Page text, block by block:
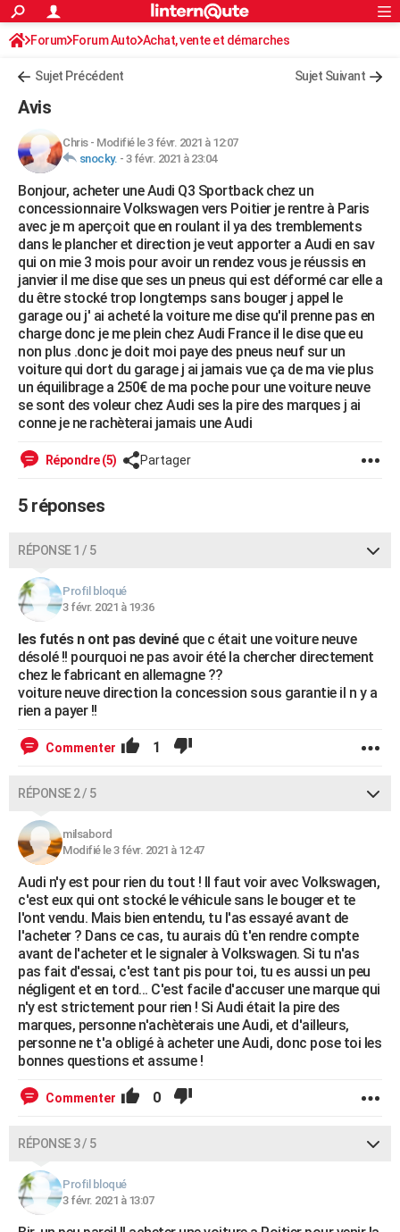
ACTUALITÉS
Politique
Société
Faits Divers
Education
Monde
Villes
+
Retraite
Impôts
Epargne
Immobilier
Risques naturels par ville
Banque
Assurance
Crédit
AUTO
Essais
Réserver un essai
Citadines
Berlines
SUV
Forum auto
+HIGH-TECH
Mobiles
Meilleur smartphone
Internet
Ordinateurs
Jeux vidéo
Guide high-tech
+BRICOLAGE
Forum
Aménagement intérieur
Extérieur
Cuisine
Salle de bains
Jardinage
Rangement
WEEK-END
Guides de France
Week-end nature
LIFESTYLE
Art de vivre
Bien-être
Loisirs
Modes de vie
SANTE
Alimentation
Guide de la santé
Maladies
Médicaments
Sommeil
VOYAGE
Destinations
City break
Voyage nature
Voyage de noces
Forum
Climat
+PHOTO
GUIDES D'ACHAT
Dictionnaire
Biographies
Citations
Expressions
Proverbes
PROGRAMME TV
COPAINS D'AVANT
S'inscrire
Se connecter
Lycées
Collèges
Primaires
Universités
Entreprises
Service militaire
Avis de recherche
AVIS DE DÉCÈS
FORUM
Bricolage
Lifestyle
Culture
Sport
Auto
Television
Voyage
Cinema
S'inscrire
Connexion
Forum Forum Auto Achat, vente et démarches
Avis sur les modèles
Sujet Précédent Sujet Suivant
Avis
Chris- Modifié le 3 févr. 2021 à 12:07
snocky. - 3 févr. 2021 à 23:04
Bonjour, acheter une Audi Q3 Sportback chez un
concessionnaire Volkswagen vers Poitier je rentre à Paris
avec je m aperçoit que en roulant il ya des tremblements
dans le plancher et direction je veut apporter a Audi en sav
qui on mie 3 mois pour avoir un rendez vous je réussis en
janvier il me dise que ses un pneus qui est déformé car elle a
du être stocké trop longtemps sans bouger j appel le
garage ou j' ai acheté la voiture me dise qu'il prenne pas en
charge donc je me plein chez Audi France il le dise que eu
non plus .donc je doit moi paye des pneus neuf sur un
voiture qui dort du garage j ai jamais vue ça de ma vie plus
un équilibrage a 250€ de ma poche pour une voiture neuve
se sont des voleur chez Audi ses la pire des marques j ai
conne je ne rachèterai jamais une Audi
Répondre (5) Partager
5 réponses
RÉPONSE 1 / 5
Profil bloqué
3 févr. 2021 à 19:36
les futés n ont pas devinéque c était une voiture neuve
désolé !! pourquoi ne pas avoir été la chercher directement
chez le fabricant en allemagne ??
voiture neuve direction la concession sous garantie il n y a
rien a payer !!
Commenter 1
RÉPONSE 2 / 5
milsabord
Modifié le 3 févr. 2021 à 12:47
Audi n'y est pour rien du tout ! Il faut voir avec Volkswagen,
c'est eux qui ont stocké le véhicule sans le bouger et te
l'ont vendu. Mais bien entendu, tu l'as essayé avant de
l'acheter ? Dans ce cas, tu aurais dû t'en rendre compte
avant de l'acheter et le signaler à Volkswagen. Si tu n'as
pas fait d'essai, c'est tant pis pour toi, tu es aussi un peu
négligent et en tord... C'est facile d'accuser une marque qui
n'y est strictement pour rien ! Si Audi était la pire des
marques, personne n'achèterais une Audi, et d'ailleurs,
personne ne t'a obligé à acheter une Audi, donc pose toi les
bonnes questions et assume !
Commenter 0
RÉPONSE 3 / 5
Profil bloqué
3 févr. 2021 à 13:07